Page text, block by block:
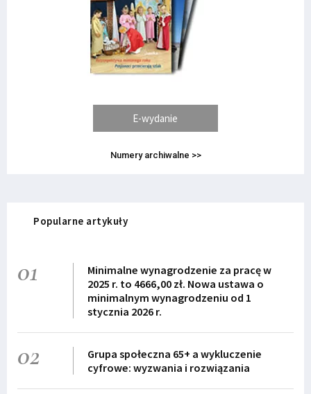
E-wydanie
Numery archiwalne >>
Popularne artykuły
01
Minimalne wynagrodzenie za pracę w
2025 r. to 4666,00 zł. Nowa ustawa o
minimalnym wynagrodzeniu od 1
stycznia 2026 r.
02
Grupa społeczna 65+ a wykluczenie
cyfrowe: wyzwania i rozwiązania